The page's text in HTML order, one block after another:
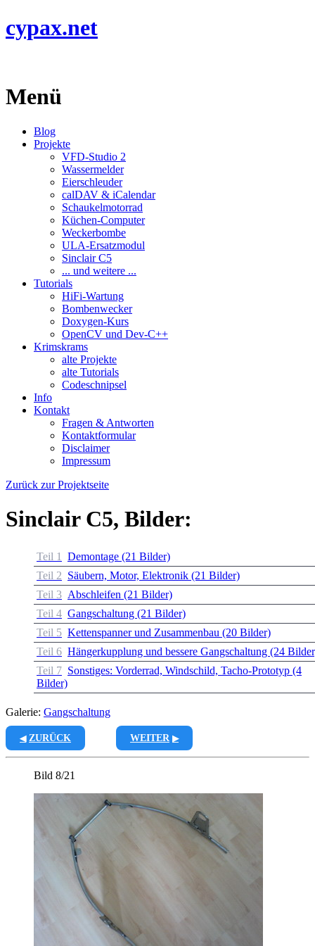
cypax.net
Menü
Blog
Projekte
VFD-Studio 2
Wassermelder
Eierschleuder
calDAV & iCalendar
Schaukelmotorrad
Küchen-Computer
Weckerbombe
ULA-Ersatzmodul
Sinclair C5
... und weitere ...
Tutorials
HiFi-Wartung
Bombenwecker
Doxygen-Kurs
OpenCV und Dev-C++
Krimskrams
alte Projekte
alte Tutorials
Codeschnipsel
Info
Kontakt
Fragen & Antworten
Kontaktformular
Disclaimer
Impressum
Zurück zur Projektseite
Sinclair C5, Bilder:
Teil 1
Demontage (21 Bilder)
Teil 2 Säubern, Motor, Elektronik (21 Bilder)
Teil 3 Abschleifen (21 Bilder)
Teil 4 Gangschaltung (21 Bilder)
Teil 5 Kettenspanner und Zusammenbau (20 Bilder)
Teil 6 Hängerkupplung und bessere Gangschaltung (24
Teil 7 Sonstiges: Vorderrad, Windschild, Tacho-Prototyp (4
Bilder)
Galerie: Gangschaltung
ZURÜCK WEITER
Bild 8/21